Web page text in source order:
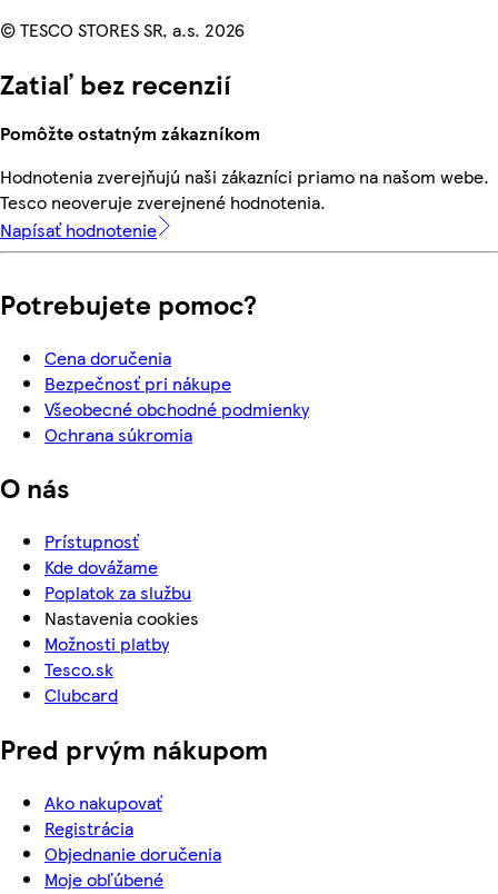
© TESCO STORES SR, a.s. 2026
Zatiaľ bez recenzií
Pomôžte ostatným zákazníkom
Hodnotenia zverejňujú naši zákazníci priamo na našom webe.
Tesco neoveruje zverejnené hodnotenia.
Napísať hodnotenie
Potrebujete pomoc?
Cena doručenia
Bezpečnosť pri nákupe
Všeobecné obchodné podmienky
Ochrana súkromia
O nás
Prístupnosť
Kde dovážame
Poplatok za službu
Nastavenia cookies
Možnosti platby
Tesco.sk
Clubcard
Pred prvým nákupom
Ako nakupovať
Registrácia
Objednanie doručenia
Moje obľúbené